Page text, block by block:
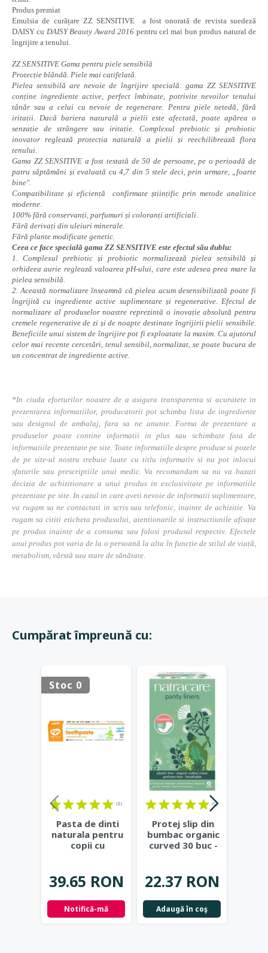
Produs premiat
Emulsia de curățare ZZ SENSITIVE a fost onorată de revista suedeză
DAISY cu DAISY Beauty Award 2016 pentru cel mai bun produs natural de
îngrijire a tenului.
ZZ SENSITIVE Gama pentru piele sensibilă
Protecție blândă. Piele mai catifelată.
Pielea sensibilă are nevoie de îngrijire specială: gama ZZ SENSITIVE
conține ingrediente active, perfect îmbinate, potrivite nevoilor tenului
tânăr sau a celui cu nevoie de regenerare. Pentru piele netedă, fără
iritații. Dacă bariera naturală a pielii este afectată, poate apărea o
senzație de strângere sau iritație. Complexul prebiotic și probiotic
inovator reglează protecția naturală a pielii și reechilibrează flora
tenului.
Gama ZZ SENSITIVE a fost testată de 50 de persoane, pe o perioadă de
patru săptămâni și evaluată cu 4,7 din 5 stele deci, prin urmare, „foarte
bine".
Compatibilitate și eficiență confirmate științific prin metode analitice
moderne.
100% fără conservanți, parfumuri și coloranți artificiali.
Fără derivați din uleiuri minerale.
Fără plante modificate genetic.
Ceea ce face specială gama ZZ SENSITIVE este efectul său dublu:
1. Complexul prebiotic și probiotic normalizează pielea sensibilă și
orhideea aurie reglează valoarea pH-ului, care este adesea prea mare la
pielea sensibilă.
2. Această normalizare înseamnă că pielea acum desensibilizată poate fi
îngrijită cu ingrediente active suplimentare și regenerative. Efectul de
normalizare al produselor noastre reprezintă o inovație absolută pentru
cremele regenerative de zi și de noapte destinate îngrijirii pielii sensibile.
Beneficiile unui sistem de îngrijire pot fi exploatate la maxim. Cu ajutorul
celor mai recente cercetări, tenul sensibil, normalizat, se poate bucura de
un concentrat de ingrediente active.
*In ciuda eforturilor noastre de a asigura transparenta si acuratete in
prezentarea informatiilor, producatorii pot schimba lista de ingrediente
sau designul de ambalaj, fara sa ne anunte. Forma de prezentare a
produselor poate contine informatii in plus sau schimbate fata de
informatiile prezentate pe site. Toate informatiile despre produse si pozele
de pe site-ul nostru trebuie luate cu titlu informativ si nu pot inlocui
sfaturile sau prescriptiile unui medic. Va recomandam sa nu va bazati
decizia de achizitionare a unui produs in exclusivitate pe informatiile
prezentate pe site. In cazul in care aveti nevoie de informatii suplimentare,
va rugam sa ne contactati in scris sau telefonic, inainte de achizitie. Va
rugam sa cititi eticheta produsului, atentionarile si instructiunile afisate
pe produs inainte de a consuma sau folosi produsul respectiv. Efectele
unui produs pot varia de la o persoană la alta în funcție de stilul de viață,
metabolism, vârstă sau stare de sănătate.
Cumpărat împreună cu:
Stoc 0
(8)
Pasta de dinti
naturala pentru
copii cu
39.65 RON
Notifică-mă
(5)
Protej slip din
bumbac organic
curved 30 buc -
22.37 RON
Adaugă în coş